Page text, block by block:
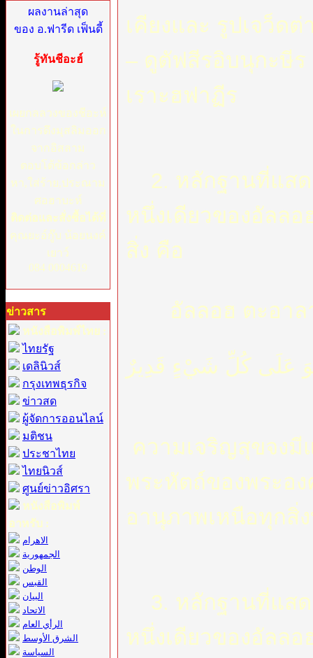
ผลงานล่าสุด
ของ อ.ฟารีด เฟ็นดี้
รู้ทันชีอะฮ์
เผยกลลวงของชีอะห์
ในการดึงมุสลิมออก
จากอิสลาม
ตอบโต้ข้อกล่าว
หา,ใส่ร้าย,ประณาม
ศอฮาบะห์
ติดต่อและสั่งซื้อได้ที่
คุณยะอ์กู๊บ น้อยนงค์
เยาว์
084 0004619
ข่าวสาร
หนังสือพิมพ์ไทย :
ไทยรัฐ
เดลินิวส์
กรุงเทพธุรกิจ
ข่าวสด
ผู้จัดการออนไลน์
มติชน
ประชาไทย
ไทยนิวส์
ศูนย์ข่าวอิศรา
หนังสือพิมพ์
อาหรับ :
الاهرام
الجمهورية
الوطن
القبس
البيان
الاتحاد
الرأي العام
الشرق الأوسط
السياسة
เคียงและ รูปเจว็ด
– ดูตัฟสีรอิบนุกะษีร
เราะฮฟาฏีร
2. หลักฐานที่แสด
หนึ่งเดียวของอัลล
สิ่ง คือ
อัลลอฮ ตะอาล
عَلَى كُلِّ شَيْءٍ قَدِيرٌ
ความเจริญสุขจงมี
พระหัตถ์ของพระอ
อานุภาพเหนือทุก
3. หลักฐานที่แสด
หนึ่งเดียวของอัลล